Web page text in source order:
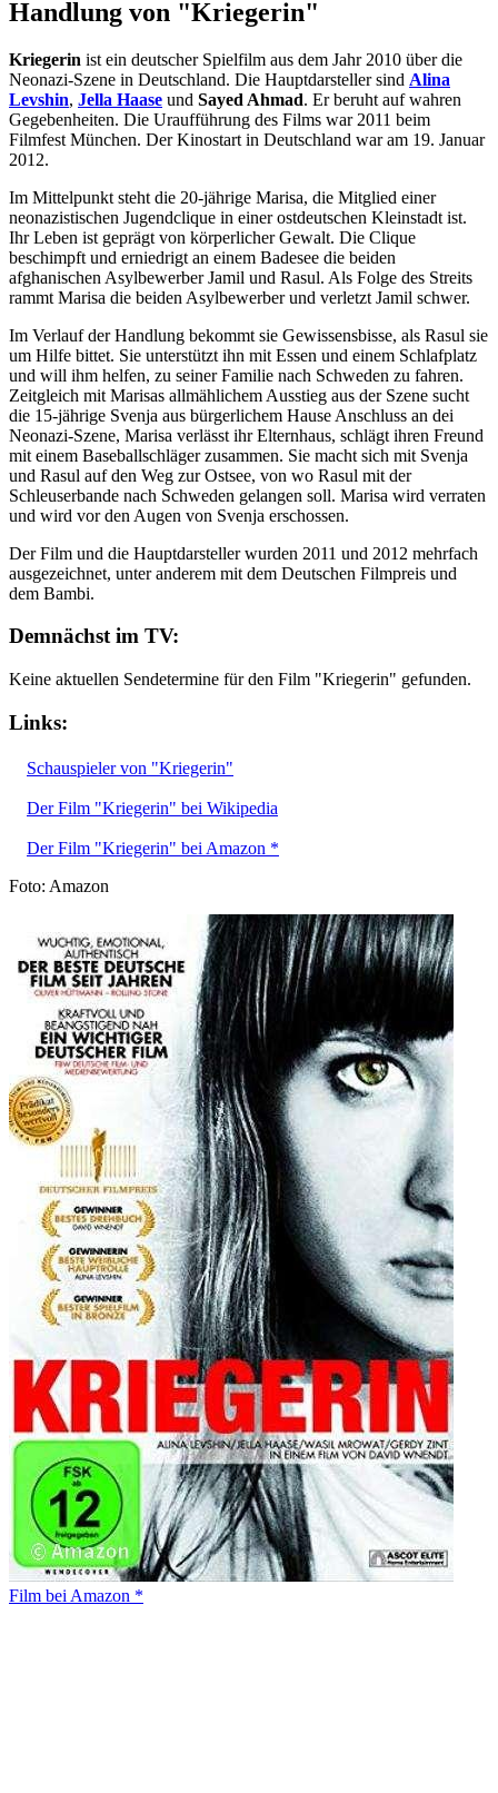
Handlung von "Kriegerin"
Kriegerin ist ein deutscher Spielfilm aus dem Jahr 2010 über die
Neonazi-Szene in Deutschland. Die Hauptdarsteller sind Alina
Levshin, Jella Haase und Sayed Ahmad. Er beruht auf wahren
Gegebenheiten. Die Uraufführung des Films war 2011 beim
Filmfest München. Der Kinostart in Deutschland war am 19. Januar
2012.
Im Mittelpunkt steht die 20-jährige Marisa, die Mitglied einer
neonazistischen Jugendclique in einer ostdeutschen Kleinstadt ist.
Ihr Leben ist geprägt von körperlicher Gewalt. Die Clique
beschimpft und erniedrigt an einem Badesee die beiden
afghanischen Asylbewerber Jamil und Rasul. Als Folge des Streits
rammt Marisa die beiden Asylbewerber und verletzt Jamil schwer.
Im Verlauf der Handlung bekommt sie Gewissensbisse, als Rasul sie
um Hilfe bittet. Sie unterstützt ihn mit Essen und einem Schlafplatz
und will ihm helfen, zu seiner Familie nach Schweden zu fahren.
Zeitgleich mit Marisas allmählichem Ausstieg aus der Szene sucht
die 15-jährige Svenja aus bürgerlichem Hause Anschluss an dei
Neonazi-Szene, Marisa verlässt ihr Elternhaus, schlägt ihren Freund
mit einem Baseballschläger zusammen. Sie macht sich mit Svenja
und Rasul auf den Weg zur Ostsee, von wo Rasul mit der
Schleuserbande nach Schweden gelangen soll. Marisa wird verraten
und wird vor den Augen von Svenja erschossen.
Der Film und die Hauptdarsteller wurden 2011 und 2012 mehrfach
ausgezeichnet, unter anderem mit dem Deutschen Filmpreis und
dem Bambi.
Demnächst im TV:
Keine aktuellen Sendetermine für den Film "Kriegerin" gefunden.
Links:
Schauspieler von "Kriegerin"
Der Film "Kriegerin" bei Wikipedia
Der Film "Kriegerin" bei Amazon *
Foto: Amazon
Film bei Amazon *